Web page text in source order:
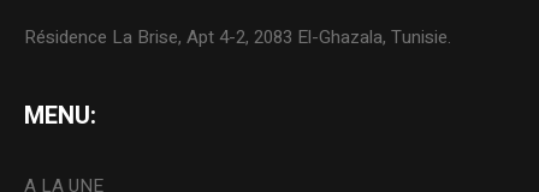
Résidence La Brise, Apt 4-2, 2083 El-Ghazala, Tunisie.
MENU:
A LA UNE